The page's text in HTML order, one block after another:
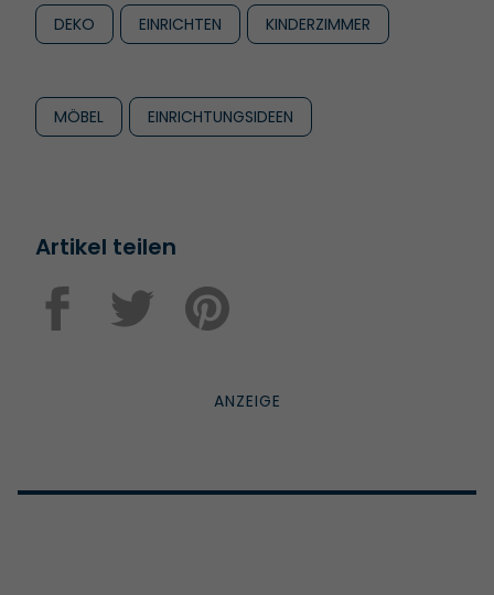
DEKO EINRICHTEN KINDERZIMMER
MÖBEL EINRICHTUNGSIDEEN
Artikel teilen